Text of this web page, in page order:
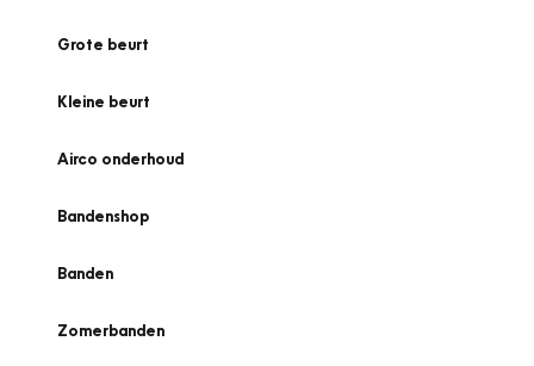
Grote beurt
Kleine beurt
Airco onderhoud
Bandenshop
Banden
Zomerbanden